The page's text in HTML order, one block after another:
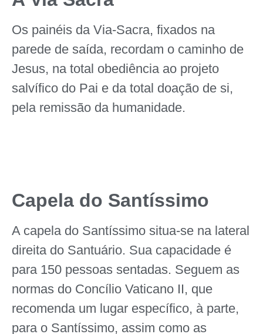
Os painéis da Via-Sacra, fixados na
parede de saída, recordam o caminho de
Jesus, na total obediência ao projeto
salvífico do Pai e da total doação de si,
pela remissão da humanidade.
Capela do Santíssimo
A capela do Santíssimo situa-se na lateral
direita do Santuário. Sua capacidade é
para 150 pessoas sentadas. Seguem as
normas do Concílio Vaticano II, que
recomenda um lugar específico, à parte,
para o Santíssimo, assim como as